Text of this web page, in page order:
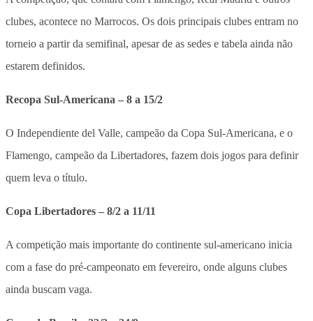
clubes, acontece no Marrocos. Os dois principais clubes entram no
torneio a partir da semifinal, apesar de as sedes e tabela ainda não
estarem definidos.
Recopa Sul-Americana – 8 a 15/2
O Independiente del Valle, campeão da Copa Sul-Americana, e o
Flamengo, campeão da Libertadores, fazem dois jogos para definir
quem leva o título.
Copa Libertadores – 8/2 a 11/11
A competição mais importante do continente sul-americano inicia
com a fase do pré-campeonato em fevereiro, onde alguns clubes
ainda buscam vaga.